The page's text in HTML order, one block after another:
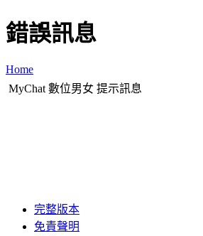
錯誤訊息
Home
MyChat 數位男女 提示訊息
完整版本
免責聲明